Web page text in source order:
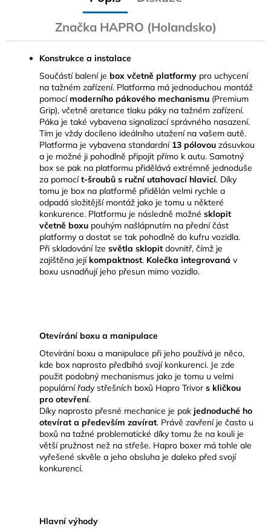
Značka HAPRO (Holandsko)
Konstrukce a instalace
Součástí balení je box včetně platformy pro uchycení
na tažném zařízení. Platforma má jednoduchou montáž
pomocímoderního pákového mechanismu (Premium
Grip), včetně aretance tlaku páky na tažném zařízení.
Páka je také vybavena signalizací správného nasazení.
Tím je vždy docíleno ideálního utažení na vašem autě.
Platforma je vybavena standardní 13 pólovou zásuvkou
a je možné ji pohodlně připojit přímo k autu. Samotný
box se pak na platformu přidělává extrémně jednoduše
za pomocít-šroubů s ruční utahovací hlavicí. Díky
tomu je box na platformě přidělán velmi rychle a
odpadá složitější montáž jako je tomu u některé
konkurence. Platformu je následně možné sklopit
včetně boxu pouhým našlápnutím na přední část
platformy a dostat se tak pohodlně do kufru vozidla.
Při skladování lze světla sklopit dovnitř, čímž je
zajištěna její kompaktnost. Kolečka integrovaná v
boxu usnadňují jeho přesun mimo vozidlo.
Otevírání boxu a manipulace
Otevírání boxu a manipulace při jeho používá je něco,
kde box naprosto předbíhá svojí konkurenci. Je zde
použit podobný mechanismus jako je tomu u velmi
populární řady střešních boxů Hapro Trivor s kličkou
pro otevření.
Díky naprosto přesné mechanice je pak jednoduché ho
otevírat a především zavírat. Právě zavření je často u
boxů na tažné problematické díky tomu že na kouli je
větší pružnost než na střeše. Hapro boxer má tohle ale
vyřešené skvěle a jeho obsluha je daleko před svojí
konkurencí.
Hlavní výhody